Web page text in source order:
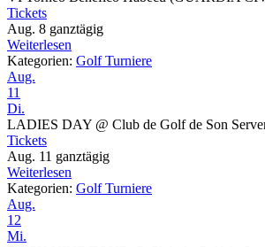
Tickets
Aug. 8 ganztägig
Weiterlesen
Kategorien: Golf Turniere
Aug.
11
Di.
LADIES DAY @ Club de Golf de Son
Tickets
Aug. 11 ganztägig
Weiterlesen
Kategorien: Golf Turniere
Aug.
12
Mi.